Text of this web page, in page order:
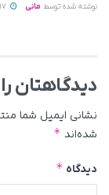
نوشته شده توسط مانی
دیدگاهتان
نشانی ایمیل شما
شده‌اند *
دیدگاه *